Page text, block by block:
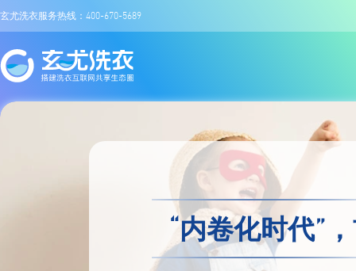
玄尤洗衣服务热线：400-670-5689
“内卷化时代”